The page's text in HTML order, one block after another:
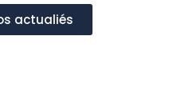
actualiés